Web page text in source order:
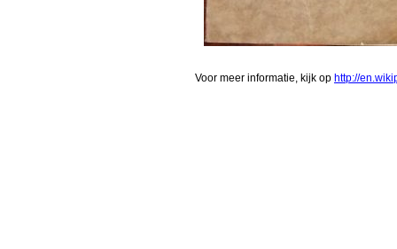
Voor meer informatie, kijk op http://